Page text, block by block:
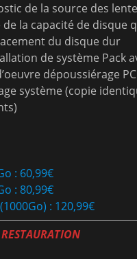
de la source des
de la capacité de disque
du disque dur
de système Pack
dépoussiérage
système (copie
: 60,99€
: 80,99€
: 120,99€